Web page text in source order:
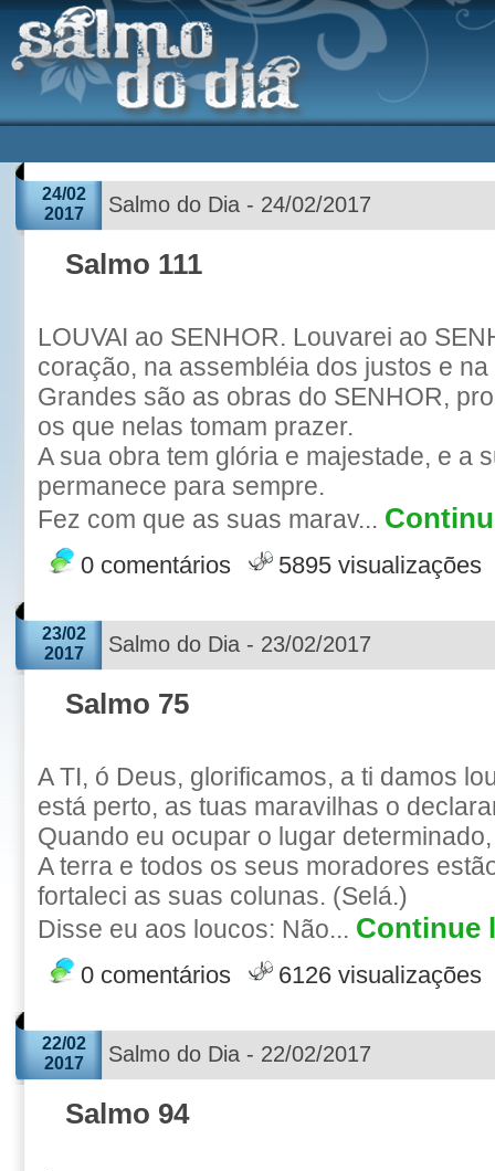
24/02
2017
Salmo do Dia - 24/02/2017
Salmo 111
LOUVAI ao SENHOR. Louvarei ao
coração, na assembléia dos justos e
Grandes são as obras do SENHOR,
os que nelas tomam prazer.
A sua obra tem glória e majestade, e a
permanece para sempre.
Fez com que as suas marav...
0 comentários 5895 visualizações
23/02
2017
Salmo do Dia - 23/02/2017
Salmo 75
A TI, ó Deus, glorificamos, a ti damos
está perto, as tuas maravilhas o
Quando eu ocupar o lugar
A terra e todos os seus moradores
fortaleci as suas colunas. (Selá.)
Disse eu aos loucos: Não... Continue
0 comentários 6126 visualizações
22/02
2017
Salmo do Dia - 22/02/2017
Salmo 94